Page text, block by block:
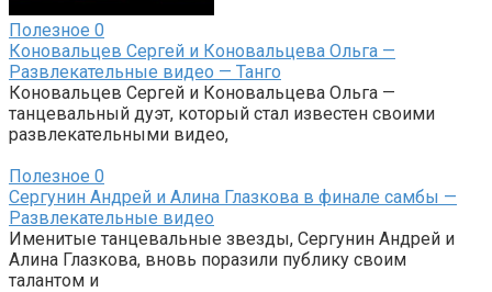
Полезное 0
Коновальцев Сергей и Коновальцева Ольга —
Развлекательные видео — Танго
Коновальцев Сергей и Коновальцева Ольга —
танцевальный дуэт, который стал известен своими
развлекательными видео,
Полезное 0
Сергунин Андрей и Алина Глазкова в финале самбы —
Развлекательные видео
Именитые танцевальные звезды, Сергунин Андрей и
Алина Глазкова, вновь поразили публику своим
талантом и